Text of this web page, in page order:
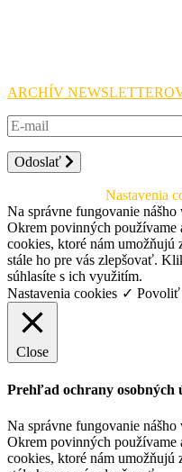
ARCHÍV
Odoslať
Nastavenia
Na správne fungovanie
Okrem povinných používame
cookies, ktoré nám
stále ho pre vás zlepšovať.
súhlasíte s ich využitím.
Nastavenia cookies ✓ Povoliť
Close
Prehľad ochrany osobných
Na správne fungovanie
Okrem povinných používame
cookies, ktoré nám